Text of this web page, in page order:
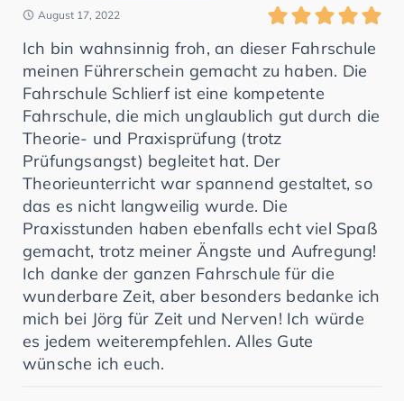
August 17, 2022
Ich bin wahnsinnig froh, an dieser Fahrschule
meinen Führerschein gemacht zu haben. Die
Fahrschule Schlierf ist eine kompetente
Fahrschule, die mich unglaublich gut durch die
Theorie- und Praxisprüfung (trotz
Prüfungsangst) begleitet hat. Der
Theorieunterricht war spannend gestaltet, so
das es nicht langweilig wurde. Die
Praxisstunden haben ebenfalls echt viel Spaß
gemacht, trotz meiner Ängste und Aufregung!
Ich danke der ganzen Fahrschule für die
wunderbare Zeit, aber besonders bedanke ich
mich bei Jörg für Zeit und Nerven! Ich würde
es jedem weiterempfehlen. Alles Gute
wünsche ich euch.